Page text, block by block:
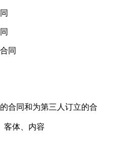
同
同和为第三人订立的合
客体、内容